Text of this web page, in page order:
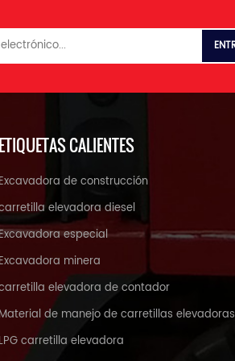
CALIENTES
de construcción
elevadora diesel
especial
minera
elevadora de contador
de manejo de carretillas elevadoras
carretilla elevadora